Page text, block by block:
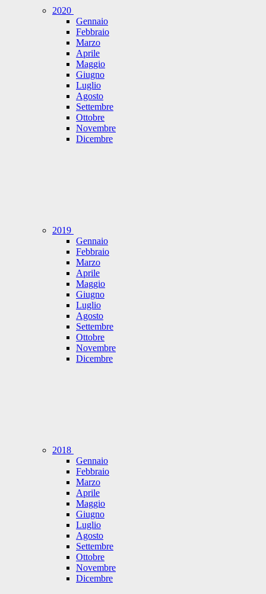
2020
Gennaio
Febbraio
Marzo
Aprile
Maggio
Giugno
Luglio
Agosto
Settembre
Ottobre
Novembre
Dicembre
2019
Gennaio
Febbraio
Marzo
Aprile
Maggio
Giugno
Luglio
Agosto
Settembre
Ottobre
Novembre
Dicembre
2018
Gennaio
Febbraio
Marzo
Aprile
Maggio
Giugno
Luglio
Agosto
Settembre
Ottobre
Novembre
Dicembre